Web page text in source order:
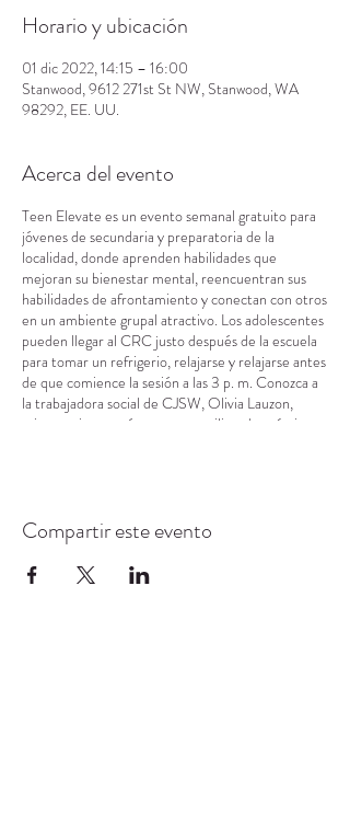
Horario y ubicación
01 dic 2022, 14:15 – 16:00
Stanwood, 9612 271st St NW, Stanwood, WA
98292, EE. UU.
Acerca del evento
Teen Elevate es un evento semanal gratuito para
jóvenes de secundaria y preparatoria de la
localidad, donde aprenden habilidades que
mejoran su bienestar mental, reencuentran sus
habilidades de afrontamiento y conectan con otros
en un ambiente grupal atractivo. Los adolescentes
pueden llegar al CRC justo después de la escuela
para tomar un refrigerio, relajarse y relajarse antes
de que comience la sesión a las 3 p. m. Conozca a
la trabajadora social de CJSW, Olivia Lauzon,
mientras interactúa en grupo utilizando prácticas
Compartir este evento